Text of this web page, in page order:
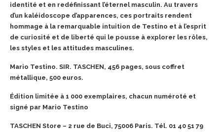
identité et en redéfinissant l’éternel masculin. Au travers
d’un kaléidoscope d’apparences, ces portraits rendent
hommage à la remarquable intuition de Testino et à l’esprit
de curiosité et de liberté qui le pousse à explorer les rôles,
les styles et les attitudes masculines.
Mario Testino. SIR. TASCHEN, 456 pages, sous coffret
métallique, 500 euros.
Édition limitée à 1 000 exemplaires, chacun numéroté et
signé par Mario Testino
TASCHEN Store – 2 rue de Buci, 75006 Paris. Tél. 01 40 51 79